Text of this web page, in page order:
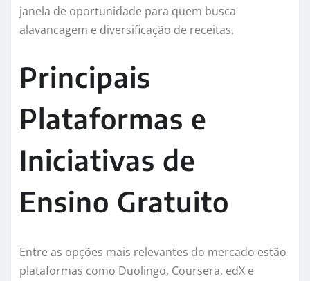
janela de oportunidade para quem busca
alavancagem e diversificação de receitas.
Principais
Plataformas e
Iniciativas de
Ensino Gratuito
Entre as opções mais relevantes do mercado estão
plataformas como Duolingo, Coursera, edX e